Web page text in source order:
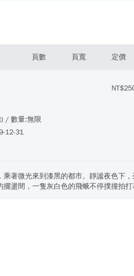
頁數 頁寬 定價
/ 數量:無限
12-31
著微光來到漆黑的都市。靜謐夜色下
擺盪間，一隻灰白色的飛蛾不停撲撞拍